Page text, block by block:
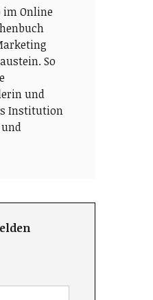
Online
So
und
Institution